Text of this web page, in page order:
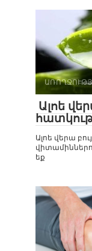
Ալոե
Ալոե վերա
եք